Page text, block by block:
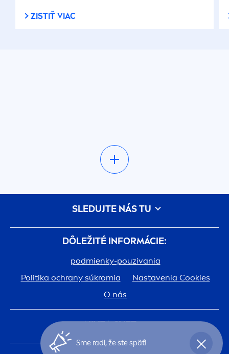
ZISTIŤ VIAC
DÔLEŽITÉ INFORMÁCIE:
podmienky-pouzivania
Politika ochrany súkromia
Nastavenia Cookies
O nás
NIVEASVET:
História Kariéra v spoločnosti Beiersdorf
SLEDUJTE NÁS TU
Sme radi, že ste späť!